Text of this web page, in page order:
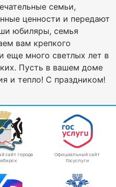
семьи,
ценности и передают
юбиляры, семья
вам крепкого
еще много светлых лет в
Пусть в вашем доме
и тепло! С праздником!
сайт города
Официальный сайт
Госуслуги